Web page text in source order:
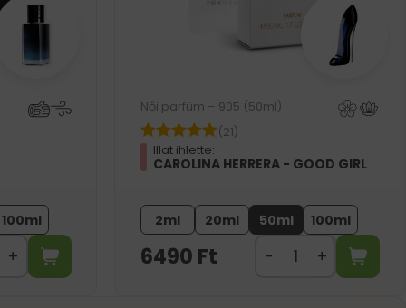
100ml
Női parfüm – 905 (50ml)
(21)
Illat ihlette:
CAROLINA HERRERA - GOOD GIRL
2ml 20ml 50ml 100ml
6490 Ft